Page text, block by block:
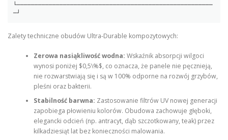
└───────────────────────────────────────────────────────
Zalety techniczne obudów Ultra-Durable kompozytowych:
Zerowa nasiąkliwość wodna: Wskaźnik absorpcji wilgoci
wynosi poniżej $0,5\%$, co oznacza, że panele nie pęcznieją,
nie rozwarstwiają się i są w 100% odporne na rozwój grzybów,
pleśni oraz bakterii.
Stabilność barwna: Zastosowanie filtrów UV nowej generacji
zapobiega płowieniu kolorów. Obudowa zachowuje głęboki,
elegancki odcień (np. antracyt, dąb szczotkowany, teak) przez
kilkadziesiąt lat bez konieczności malowania.